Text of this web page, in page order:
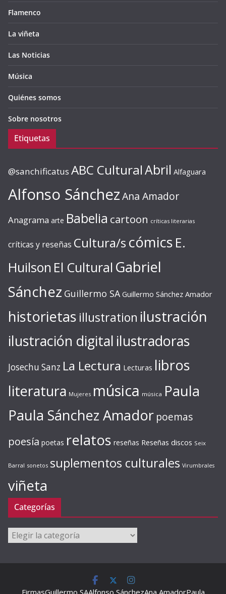
Flamenco
La viñeta
Las Noticias
Música
Quiénes somos
Sobre nosotros
Etiquetas
@sanchificatus ABC CulturalAbril Alfaguara
Alfonso SánchezAna Amador
Anagrama arte Babelia cartoon críticas literarias
críticas y reseñas Cultura/s cómics E.
Huilson El Cultural Gabriel
Sánchez Guillermo SA Guillermo Sánchez Amador
historietas illustration ilustración
ilustración digital ilustradoras
Josechu Sanz La Lectura Lecturas libros
literatura Mujeres música música Paula
Paula Sánchez Amador poemas
poesía poetas relatos reseñas Reseñas discos Seix
Barral sonetos suplementos culturales Virumbrales
viñeta
Categorías
Categorías